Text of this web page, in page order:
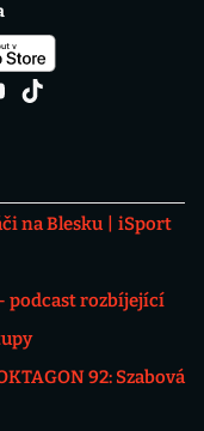
na Blesku
iSport
podcast rozbíjející
92: Szabová